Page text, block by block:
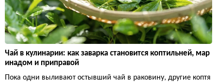
Чай в кулинарии: как заварка становится коптильней, мар
инадом и приправой
Пока одни выливают остывший чай в раковину, другие коптя